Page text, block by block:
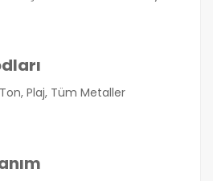
Plaj, Tüm Metaller